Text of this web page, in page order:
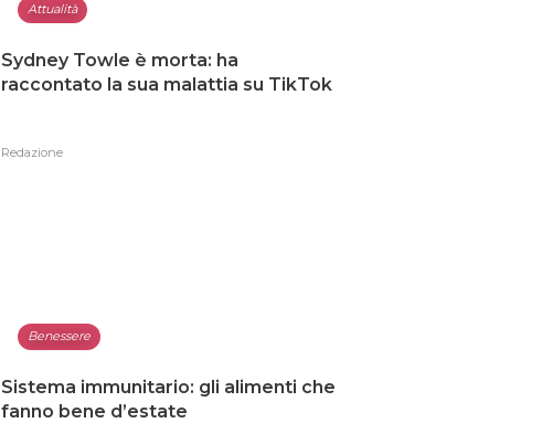
Attualità
Sydney Towle è morta: ha
raccontato la sua malattia su TikTok
Redazione
Benessere
Sistema immunitario: gli alimenti che
fanno bene d’estate